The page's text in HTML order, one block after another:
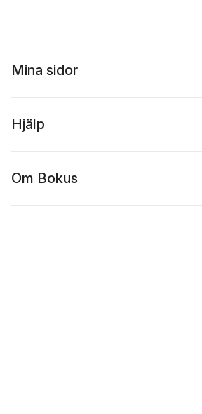
Mina sidor
Hjälp
Om Bokus